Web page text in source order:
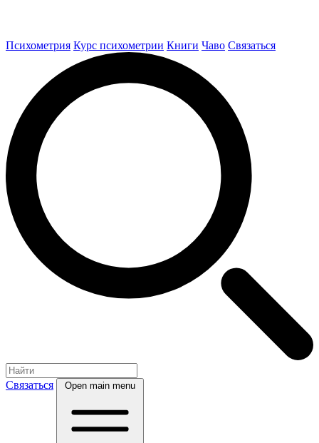
Психометрия Курс психометрии Книги Чаво Связаться
Связаться Open main menu